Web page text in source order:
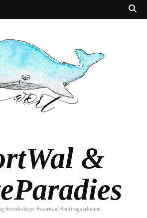
&
#workshops #wortwal #auftragsarbeiten